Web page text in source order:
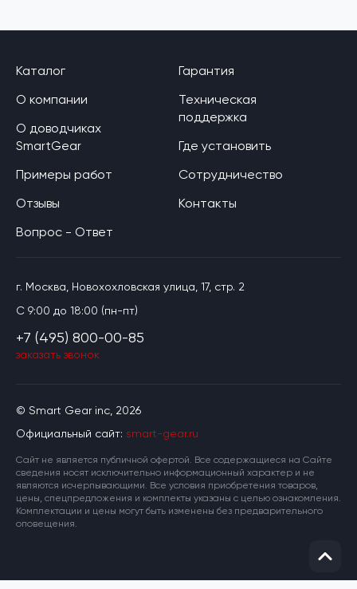
© Smart Gear inc, 2026
Официальный сайт: smart-gear.ru
Cайт не является публичной офертой. Все содержащиеся на Сайте
сведения носят исключительно информационный характер и не
являются исчерпывающими. Все условия приобретения товаров,
цены, спецпредложения и комплекты указаны с целью ознакомления.
Комплектации и цены могут быть изменены без предварительного
оповещения.
Каталог
О компании
О доводчиках
SmartGear
Примеры работ
Отзывы
Вопрос - Ответ
Гарантия
Техническая
поддержка
Где установить
Сотрудничество
Контакты
г. Москва, Новохохловская улица, 17, стр. 2
C 9:00 до 18:00 (пн-пт)
+7 (495) 800-00-85
заказать звонок